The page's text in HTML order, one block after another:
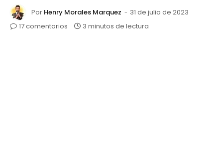
Por Henry Morales Marquez
31 de julio de 2023
17 comentarios
3 minutos de lectura